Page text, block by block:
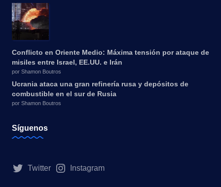
Conflicto en Oriente Medio: Máxima tensión por ataque de
misiles entre Israel, EE.UU. e Irán
por Shamon Boutros
Ucrania ataca una gran refinería rusa y depósitos de
combustible en el sur de Rusia
por Shamon Boutros
Síguenos
Twitter Instagram